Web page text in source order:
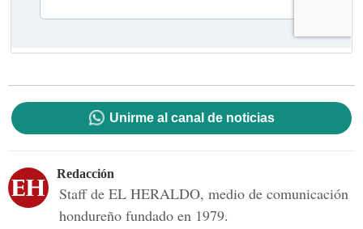
Unirme al canal de noticias
Redacción
Staff de EL HERALDO, medio de comunicación
hondureño fundado en 1979.